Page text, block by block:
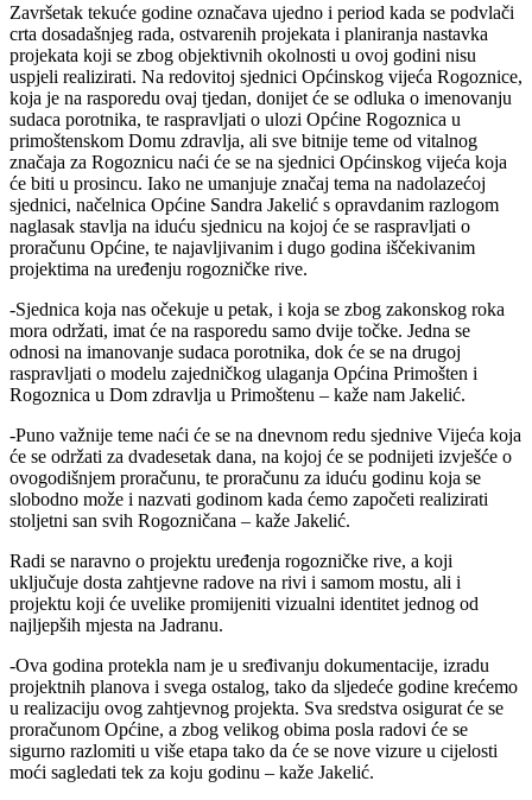
Završetak tekuće godine označava ujedno i period kada se podvlači
crta dosadašnjeg rada, ostvarenih projekata i planiranja nastavka
projekata koji se zbog objektivnih okolnosti u ovoj godini nisu
uspjeli realizirati. Na redovitoj sjednici Općinskog vijeća Rogoznice,
koja je na rasporedu ovaj tjedan, donijet će se odluka o imenovanju
sudaca porotnika, te raspravljati o ulozi Općine Rogoznica u
primoštenskom Domu zdravlja, ali sve bitnije teme od vitalnog
značaja za Rogoznicu naći će se na sjednici Općinskog vijeća koja
će biti u prosincu. Iako ne umanjuje značaj tema na nadolazećoj
sjednici, načelnica Općine Sandra Jakelić s opravdanim razlogom
naglasak stavlja na iduću sjednicu na kojoj će se raspravljati o
proračunu Općine, te najavljivanim i dugo godina iščekivanim
projektima na uređenju rogozničke rive.
-Sjednica koja nas očekuje u petak, i koja se zbog zakonskog roka
mora održati, imat će na rasporedu samo dvije točke. Jedna se
odnosi na imanovanje sudaca porotnika, dok će se na drugoj
raspravljati o modelu zajedničkog ulaganja Općina Primošten i
Rogoznica u Dom zdravlja u Primoštenu – kaže nam Jakelić.
-Puno važnije teme naći će se na dnevnom redu sjednive Vijeća koja
će se održati za dvadesetak dana, na kojoj će se podnijeti izvješće o
ovogodišnjem proračunu, te proračunu za iduću godinu koja se
slobodno može i nazvati godinom kada ćemo započeti realizirati
stoljetni san svih Rogozničana – kaže Jakelić.
Radi se naravno o projektu uređenja rogozničke rive, a koji
uključuje dosta zahtjevne radove na rivi i samom mostu, ali i
projektu koji će uvelike promijeniti vizualni identitet jednog od
najljepših mjesta na Jadranu.
-Ova godina protekla nam je u sređivanju dokumentacije, izradu
projektnih planova i svega ostalog, tako da sljedeće godine krećemo
u realizaciju ovog zahtjevnog projekta. Sva sredstva osigurat će se
proračunom Općine, a zbog velikog obima posla radovi će se
sigurno razlomiti u više etapa tako da će se nove vizure u cijelosti
moći sagledati tek za koju godinu – kaže Jakelić.